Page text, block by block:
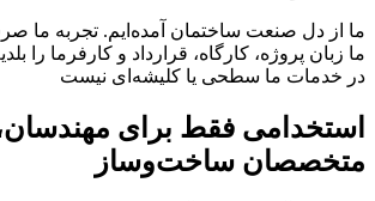
ما از دل صنعت ساختمان آمده‌ایم. تجربه ما
ما زبان پروژه، کارگاه، قرارداد و کارفرما را
در خدمات ما سطحی یا کلیشه‌ای نیست
استخدامی فقط برای
متخصصان ساخت‌وساز